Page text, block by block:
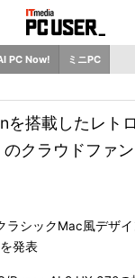
PC Now! ミニPC
を搭載したレト
クラウドファ
ラシックMac風デザ
発表